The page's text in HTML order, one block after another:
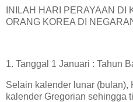
INILAH HARI PERAYAAN DI
ORANG KOREA DI
1. Tanggal 1 Januari : Tahun
Selain kalender lunar (bulan),
kalender Gregorian sehingga